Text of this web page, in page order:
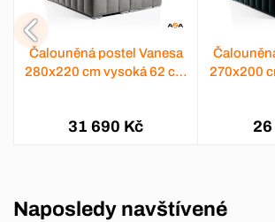
Čalouněná postel Vanesa
280x220 cm vysoká 62 cm
31 690 Kč
270x200
Naposledy navštívené